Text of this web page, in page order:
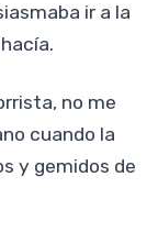
ir a la
no me
cuando la
y gemidos de